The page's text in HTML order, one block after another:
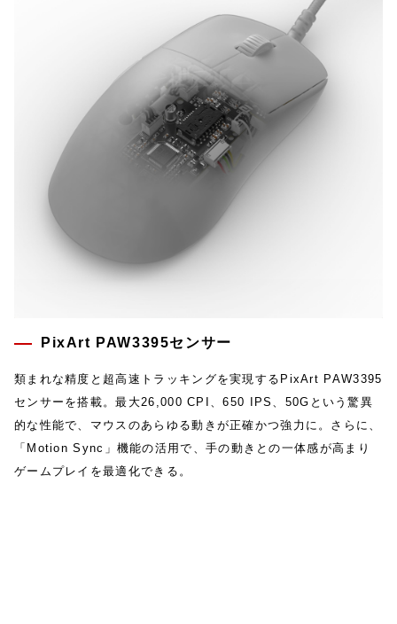
PixArt PAW3395センサー
類まれな精度と超高速トラッキングを実現するPixArt PAW3395
センサーを搭載。最大26,000 CPI、650 IPS、50Gという驚異
的な性能で、マウスのあらゆる動きが正確かつ強力に。さらに、
「Motion Sync」機能の活用で、手の動きとの一体感が高まり
ゲームプレイを最適化できる。